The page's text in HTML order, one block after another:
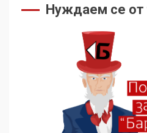
Нуждаем се от